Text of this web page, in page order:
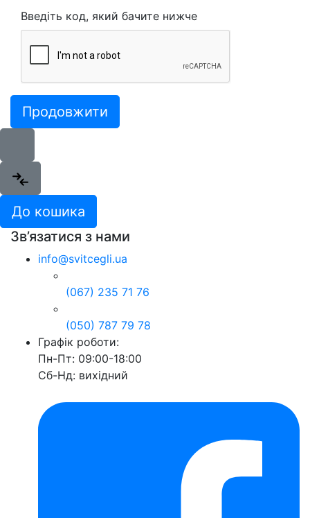
Введіть код, який бачите нижче
Продовжити
До кошика
Зв’язатися з нами
info@svitcegli.ua
(067) 235 71 76
(050) 787 79 78
Графік роботи:
Пн-Пт: 09:00-18:00
Сб-Нд: вихідний